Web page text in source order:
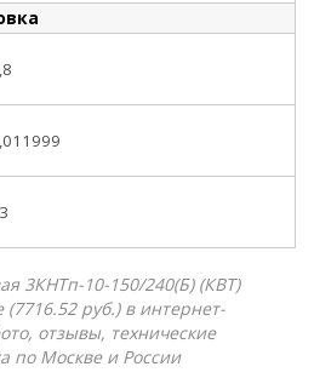
3КНТп-10-150/240(Б) (КВТ)
руб.) в интернет-
отзывы, технические
по Москве и России